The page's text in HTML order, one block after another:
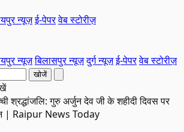
न्यूज़ई-पेपरवेब स्टोरीज़
न्यूज़बिलासपुर न्यूज़दुर्ग न्यूज़ई-पेपरवेब स्टोरीज़
खोजें
श्रद्धांजलि: गुरु अर्जुन देव जी के शहीदी दिवस पर
| Raipur News Today